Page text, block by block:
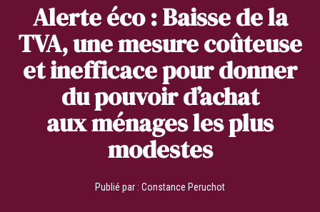
Alerte éco : Baisse de la
TVA, une mesure coûteuse
et inefficace pour donner
du pouvoir d’achat
aux ménages les plus
modestes
Publié par : Constance Peruchot